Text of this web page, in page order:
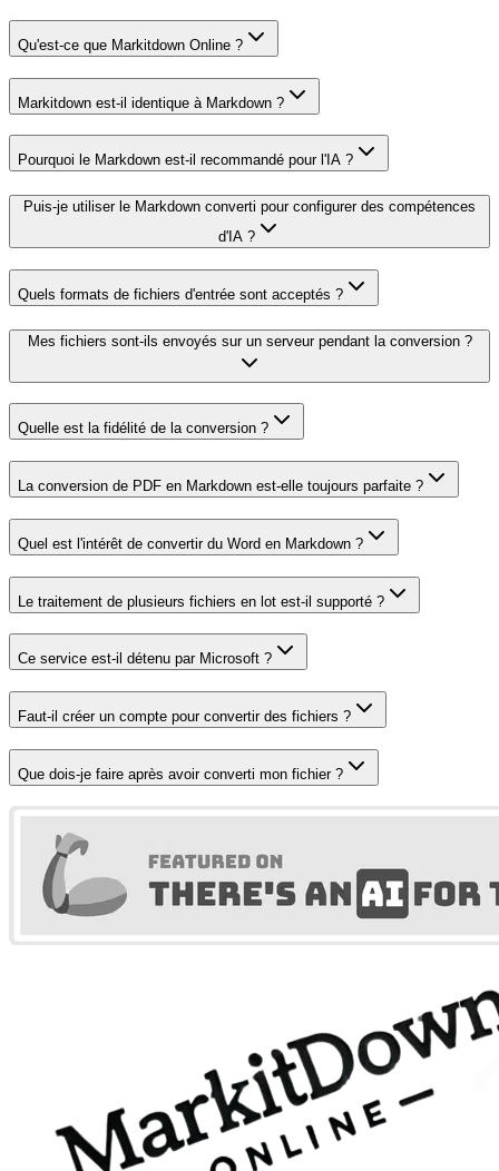
Qu'est-ce que Markitdown Online ?
Markitdown est-il identique à Markdown ?
Pourquoi le Markdown est-il recommandé pour l'IA ?
Puis-je utiliser le Markdown converti pour configurer des compétences
d'IA ?
Quels formats de fichiers d'entrée sont acceptés ?
Mes fichiers sont-ils envoyés sur un serveur pendant la conversion ?
Quelle est la fidélité de la conversion ?
La conversion de PDF en Markdown est-elle toujours parfaite ?
Quel est l'intérêt de convertir du Word en Markdown ?
Le traitement de plusieurs fichiers en lot est-il supporté ?
Ce service est-il détenu par Microsoft ?
Faut-il créer un compte pour convertir des fichiers ?
Que dois-je faire après avoir converti mon fichier ?